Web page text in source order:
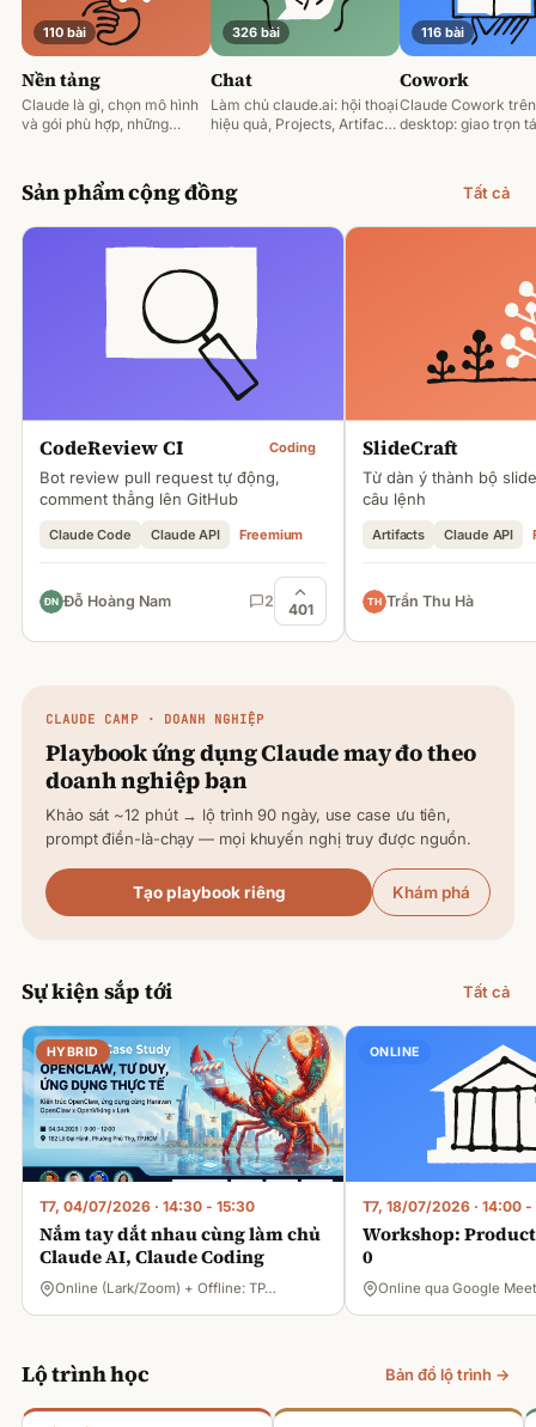
110 bài
Nền tảng
Claude là gì, chọn mô hình
và gói phù hợp, những
326 bài
Chat
Làm chủ claude.ai: hội thoại
hiệu quả, Projects, Artifacts
116 bài
Cowork
Claude Cowork trên
desktop: giao trọn
Sản phẩm cộng đồng Tất cả
CodeReview CI Coding
Bot review pull request tự động,
comment thẳng lên GitHub
Claude Code Claude API Freemium
Đỗ Hoàng Nam 2 401
SlideCraft
Từ dàn ý thành bộ
câu lệnh
Artifacts Claude API
Trần Thu Hà
CLAUDE CAMP · DOANH NGHIỆP
Playbook ứng dụngClaudemay đo theo
doanh nghiệp bạn
Khảo sát ~12 phút → lộ trình 90 ngày, use case ưu tiên,
prompt điền-là-chạy — mọi khuyến nghị truy được nguồn.
Tạo playbook riêng Khám phá
Sự kiện sắp tới Tất cả
HYBRID
T7, 04/07/2026 · 14:30 - 15:30
Nắm tay dắt nhau cùng làm chủ
Claude AI, Claude Coding
Online (Lark/Zoom) + Offline: TP…
ONLINE
T7, 18/07/2026 · 14:00 -
Workshop:
0
Online qua Google Meet
Lộ trình học Bản đồ lộ trình →